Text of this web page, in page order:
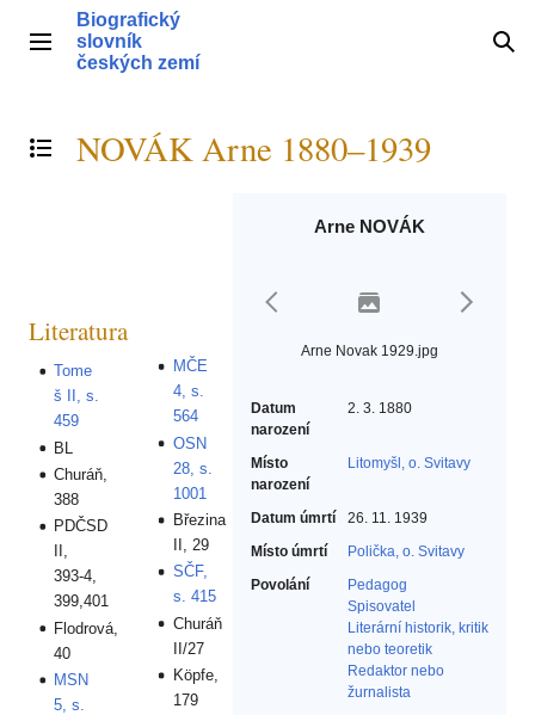
obsahHlavní menu
Biografický
slovník
českých zemí
Přepnout obsah
NOVÁK Arne 1880–1939
Arne NOVÁK
Arne Novak 1929.jpg
Datum
narození
2. 3. 1880
Místo
narození
Litomyšl, o. Svitavy
Datum úmrtí
26. 11. 1939
Místo úmrtí
Polička, o. Svitavy
Povolání
Pedagog‎
Spisovatel‎
Literární historik, kritik
nebo teoretik‎
Redaktor nebo
žurnalista‎
Literatura
Tome
š II, s.
459
BL
Churáň,
388
PDČSD
II,
393-4,
399,401
Flodrová,
40
MSN
5, s.
MČE
4, s.
564
OSN
28, s.
1001
Březina
II, 29
SČF,
s. 415
Churáň
II/27
Köpfe,
179